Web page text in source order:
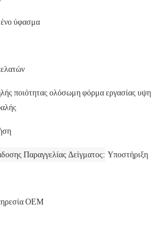
ύφασμα
ποιότητας ολόσωμη φόρμα εργασίας
Παραγγελίας Δείγματος Υποστήριξη
OEM